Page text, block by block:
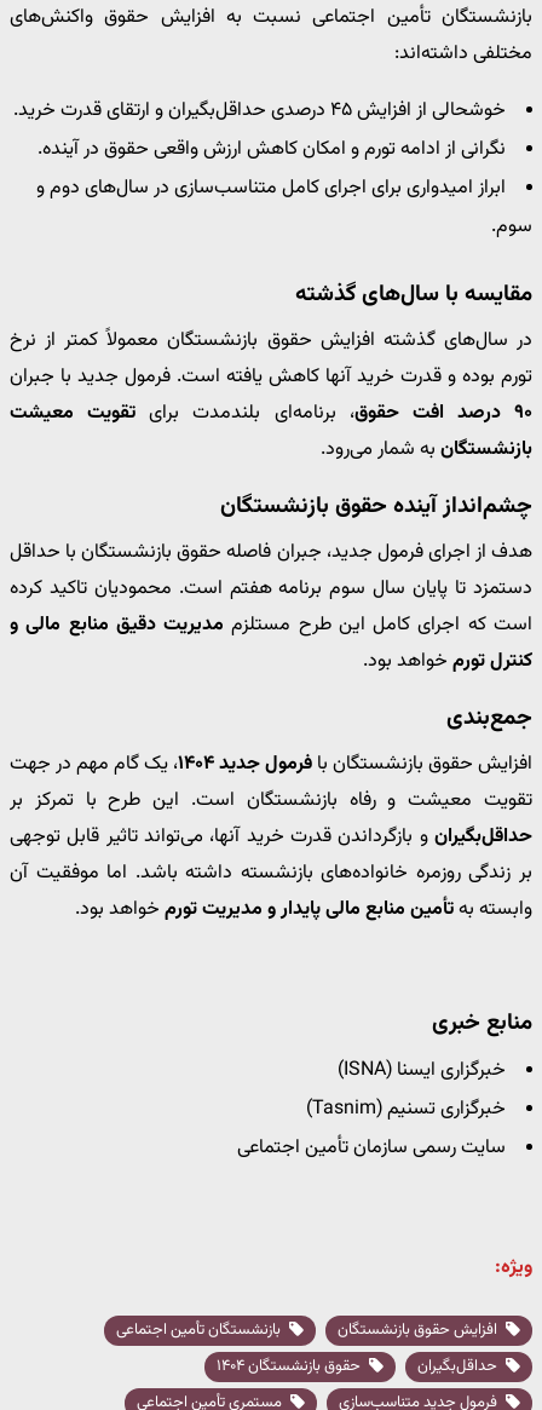
بازنشستگان تأمین اجتماعی نسبت به افزایش حقوق واکنش‌های
مختلفی داشته‌اند:
خوشحالی از افزایش ۴۵ درصدی حداقل‌بگیران و ارتقای قدرت خرید.
نگرانی از ادامه تورم و امکان کاهش ارزش واقعی حقوق در آینده.
ابراز امیدواری برای اجرای کامل متناسب‌سازی در سال‌های دوم و
سوم.
مقایسه با سال‌های گذشته
در سال‌های گذشته افزایش حقوق بازنشستگان معمولاً کمتر از نرخ
تورم بوده و قدرت خرید آنها کاهش یافته است. فرمول جدید با جبران
۹۰ درصد افت حقوق
، برنامه‌ای بلندمدت برای تقویت معیشت
بازنشستگان به شمار می‌رود.
چشم‌انداز آینده حقوق بازنشستگان
هدف از اجرای فرمول جدید، جبران فاصله حقوق بازنشستگان با حداقل
دستمزد تا پایان سال سوم برنامه هفتم است. محمودیان تاکید کرده
است که اجرای کامل این طرح مستلزم مدیریت دقیق منابع مالی و
کنترل تورم خواهد بود.
جمع‌بندی
افزایش حقوق بازنشستگان با فرمول جدید ۱۴۰۴
، یک گام مهم در جهت
تقویت معیشت و رفاه بازنشستگان است. این طرح با تمرکز بر
حداقل‌بگیران و بازگرداندن قدرت خرید آنها، می‌تواند تاثیر قابل توجهی
بر زندگی روزمره خانواده‌های بازنشسته داشته باشد. اما موفقیت آن
وابسته بهتأمین منابع مالی پایدار و مدیریت تورم خواهد بود.
منابع خبری
خبرگزاری ایسنا (ISNA)
خبرگزاری تسنیم (Tasnim)
سایت رسمی سازمان تأمین اجتماعی
ویژه:
افزایش حقوق بازنشستگان
بازنشستگان تأمین اجتماعی
حداقل‌بگیران
حقوق بازنشستگان ۱۴۰۴
فرمول جدید متناسب‌سازی
مستمری تأمین اجتماعی